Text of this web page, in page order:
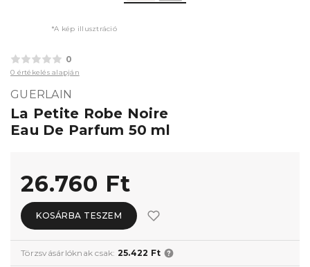
*A kép illusztráció
0
0 értékelés alapján
GUERLAIN
La Petite Robe Noire
Eau De Parfum 50 ml
26.760 Ft
KOSÁRBA TESZEM
Törzsvásárlóknak csak: 25.422 Ft